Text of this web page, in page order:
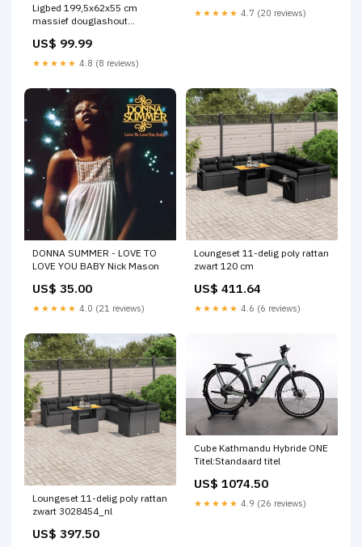
Ligbed 199,5x62x55 cm
massief douglashout
US$ 99.99
★★★★★ 4.8 (8 reviews)
★★★★★ 4.7 (20 reviews)
DONNA SUMMER - LOVE TO
LOVE YOU BABY Nick Mason
US$ 35.00
★★★★★ 4.0 (21 reviews)
Loungeset 11-delig poly rattan
zwart 120 cm
US$ 411.64
★★★★★ 4.6 (6 reviews)
Loungeset 11-delig poly rattan
zwart 3028454_nl
US$ 397.50
Cube Kathmandu Hybride ONE
Titel:Standaard titel
US$ 1074.50
★★★★★ 4.9 (26 reviews)